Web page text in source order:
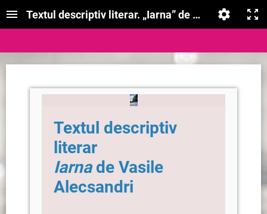
Textul descriptiv literar. „Iarna” de Vasile
Textul descriptiv
literar
Iarnade Vasile
Alecsandri